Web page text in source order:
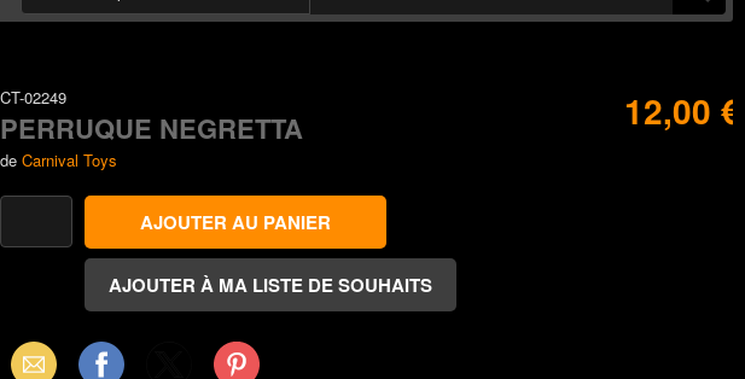
CT-02249
PERRUQUE NEGRETTA
de Carnival Toys
12,00 €
Email Facebook Pinterest